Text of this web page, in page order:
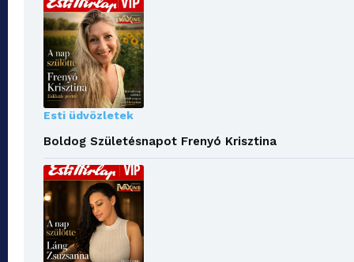
Esti üdvözletek
Boldog Születésnapot Frenyó Krisztina